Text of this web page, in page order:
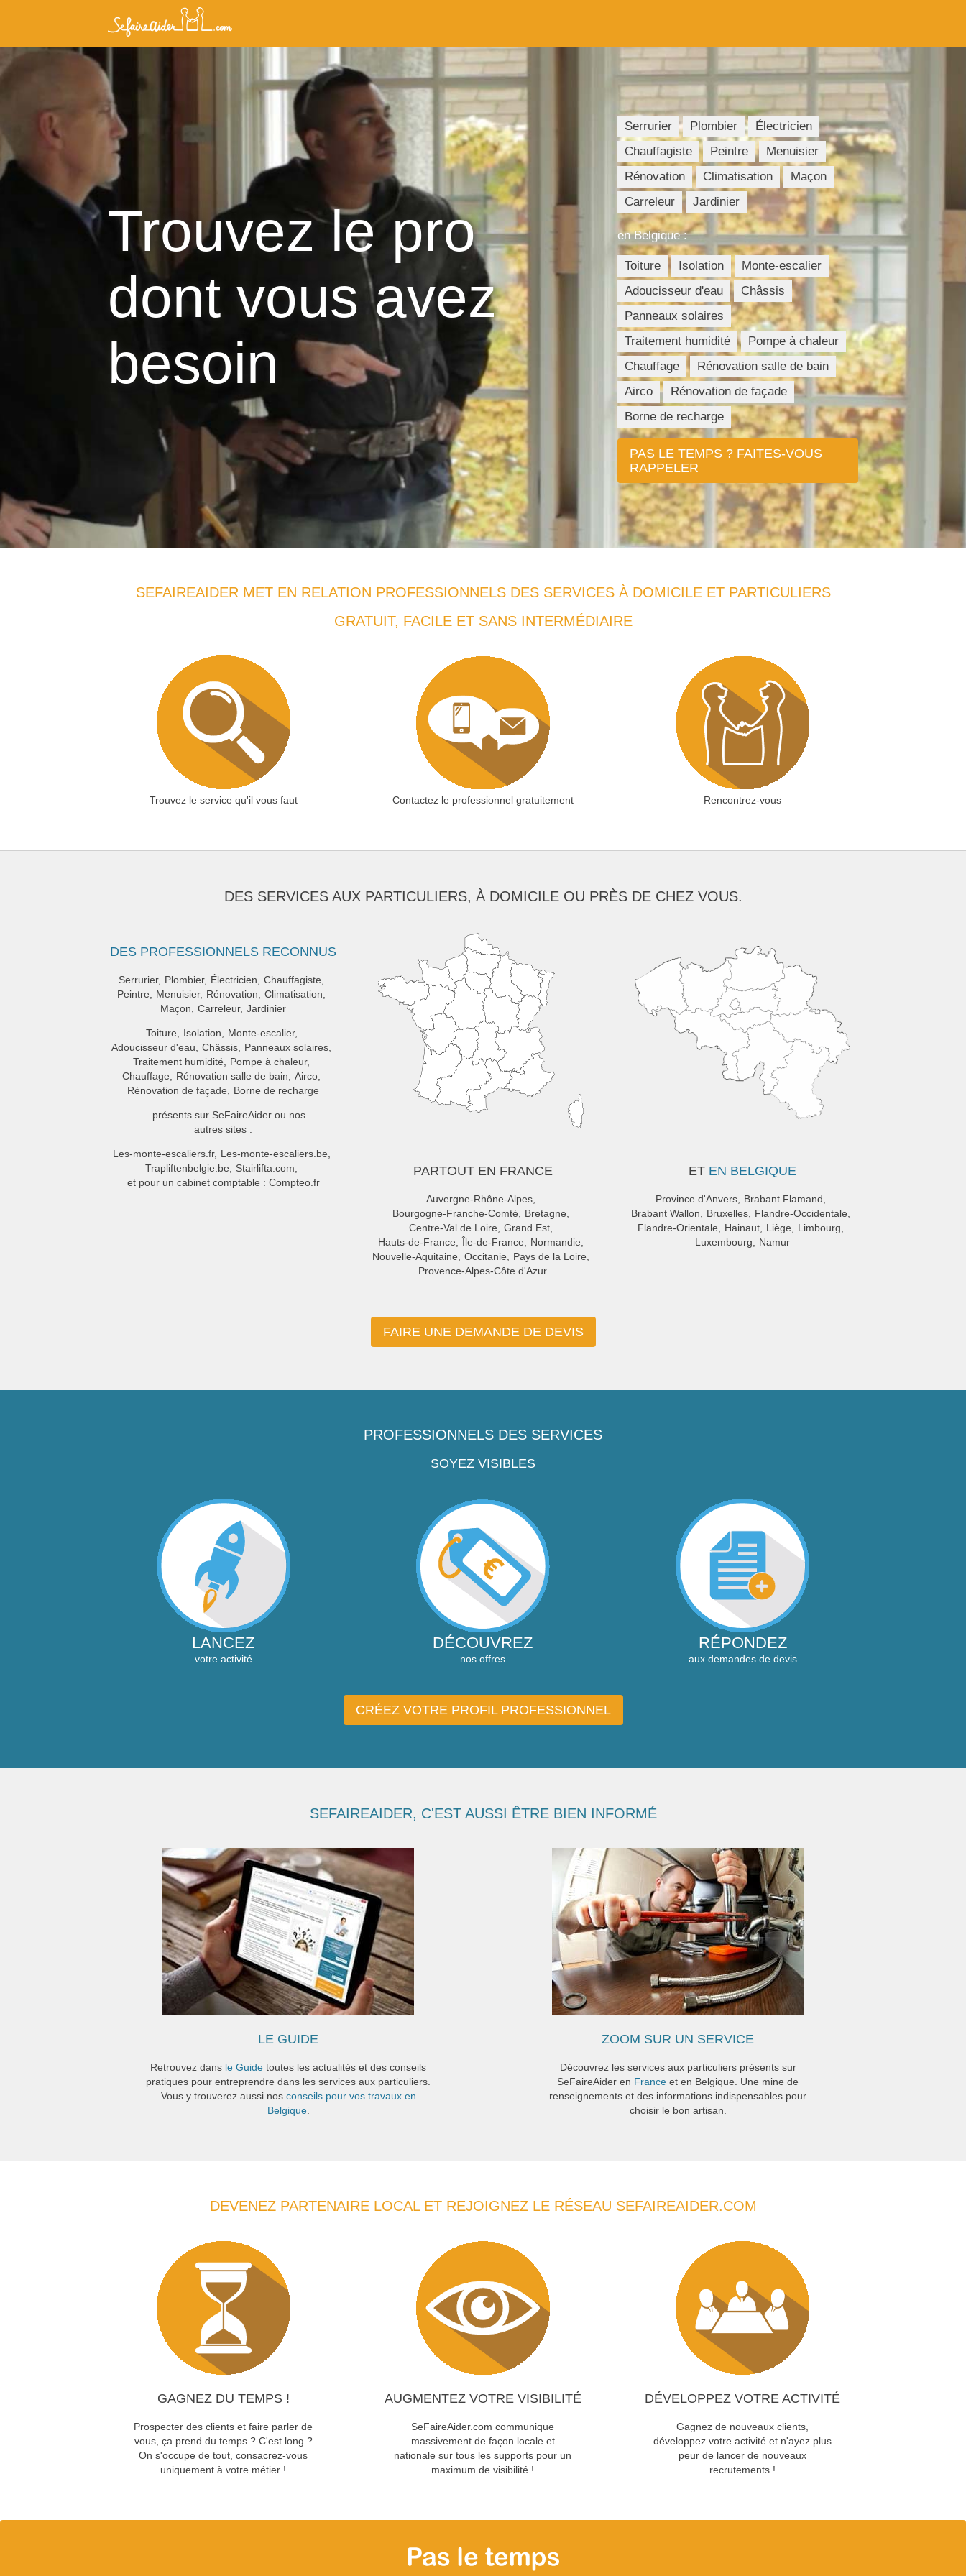
Trouvez le pro
dont vous avez
besoin
Serrurier Plombier
Électricien
Chauffagiste
Peintre
Menuisier
Rénovation
Climatisation
Maçon
Carreleur
Jardinier
en Belgique :
Toiture Isolation
Monte-escalier
Adoucisseur d'eau
Châssis
Panneaux solaires
Traitement humidité
Pompe à chaleur
Chauffage
Rénovation salle de bain
Airco
Rénovation de façade
Borne de recharge
PAS LE TEMPS ? FAITES-VOUS
RAPPELER
SEFAIREAIDER MET EN RELATION PROFESSIONNELS DES SERVICES À DOMICILE ET PARTICULIERS
GRATUIT, FACILE ET SANS INTERMÉDIAIRE
Trouvez le service qu'il vous faut Contactez le professionnel gratuitement Rencontrez-vous
DES SERVICES AUX PARTICULIERS, À DOMICILE OU PRÈS DE CHEZ VOUS.
DES PROFESSIONNELS RECONNUS
Serrurier Plombier Électricien
Chauffagiste
Peintre
Menuisier Rénovation
Climatisation
Maçon
Carreleur Jardinier
Toiture Isolation
Monte-escalier
Adoucisseur d'eau
Châssis
Panneaux solaires
Traitement humidité
Pompe à chaleur
Chauffage
Rénovation salle de bain
Airco
Rénovation de façade
Borne de recharge
... présents sur SeFaireAider ou nos
autres sites :
Les-monte-escaliers.fr
Les-monte-escaliers.be
Trapliftenbelgie.be
Stairlifta.com
et pour un cabinet comptable : Compteo.fr
PARTOUT EN FRANCE
Auvergne-Rhône-Alpes
Bourgogne-Franche-Comté
Bretagne
Centre-Val de Loire
Grand Est
Hauts-de-France
Île-de-France
Normandie
Nouvelle-Aquitaine
Occitanie
Pays de la Loire
Provence-Alpes-Côte d'Azur
ET EN BELGIQUE
Province d'Anvers
Brabant Flamand
Brabant Wallon
Bruxelles
Flandre-Occidentale
Flandre-Orientale
Hainaut Liège
Limbourg
Luxembourg
Namur
FAIRE UNE DEMANDE DE DEVIS
PROFESSIONNELS DES SERVICES
SOYEZ VISIBLES
LANCEZ
votre activité
DÉCOUVREZ
nos offres
RÉPONDEZ
aux demandes de devis
CRÉEZ VOTRE PROFIL PROFESSIONNEL
SEFAIREAIDER, C'EST AUSSI ÊTRE BIEN INFORMÉ
LE GUIDE
Retrouvez dans le Guide toutes les actualités et des conseils
pratiques pour entreprendre dans les services aux particuliers.
Vous y trouverez aussi nos conseils pour vos travaux en
Belgique.
ZOOM SUR UN SERVICE
Découvrez les services aux particuliers présents sur
SeFaireAider en France et en Belgique. Une mine de
renseignements et des informations indispensables pour
choisir le bon artisan.
DEVENEZ PARTENAIRE LOCAL ET REJOIGNEZ LE RÉSEAU SEFAIREAIDER.COM
GAGNEZ DU TEMPS !
Prospecter des clients et faire parler de
vous, ça prend du temps ? C'est long ?
On s'occupe de tout, consacrez-vous
uniquement à votre métier !
AUGMENTEZ VOTRE VISIBILITÉ
SeFaireAider.com communique
massivement de façon locale et
nationale sur tous les supports pour un
maximum de visibilité !
DÉVELOPPEZ VOTRE ACTIVITÉ
Gagnez de nouveaux clients,
développez votre activité et n'ayez plus
peur de lancer de nouveaux
recrutements !